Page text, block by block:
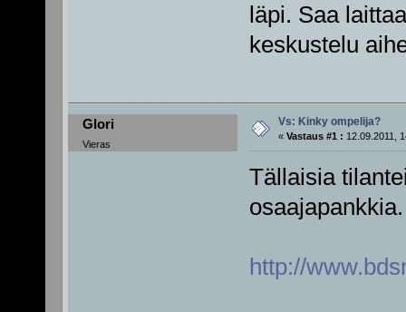
läpi. Saa
keskustelu
Glori
Vieras
Vs: Kinky ompelija?
« Vastaus #1 : 12.09.2011,
Tällaisia
osaajapankkia.
http://